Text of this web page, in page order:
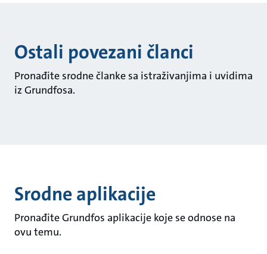
Ostali povezani članci
Pronađite srodne članke sa istraživanjima i uvidima
iz Grundfosa.
Srodne aplikacije
Pronađite Grundfos aplikacije koje se odnose na
ovu temu.